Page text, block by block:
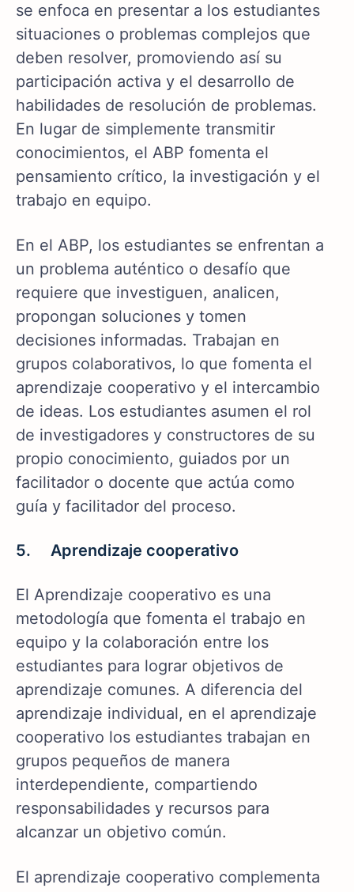
se enfoca en presentar a los estudiantes
situaciones o problemas complejos que
deben resolver, promoviendo así su
participación activa y el desarrollo de
habilidades de resolución de problemas.
En lugar de simplemente transmitir
conocimientos, el ABP fomenta el
pensamiento crítico, la investigación y el
trabajo en equipo.
En el ABP, los estudiantes se enfrentan a
un problema auténtico o desafío que
requiere que investiguen, analicen,
propongan soluciones y tomen
decisiones informadas. Trabajan en
grupos colaborativos, lo que fomenta el
aprendizaje cooperativo y el intercambio
de ideas. Los estudiantes asumen el rol
de investigadores y constructores de su
propio conocimiento, guiados por un
facilitador o docente que actúa como
guía y facilitador del proceso.
5. Aprendizaje cooperativo
El Aprendizaje cooperativo es una
metodología que fomenta el trabajo en
equipo y la colaboración entre los
estudiantes para lograr objetivos de
aprendizaje comunes. A diferencia del
aprendizaje individual, en el aprendizaje
cooperativo los estudiantes trabajan en
grupos pequeños de manera
interdependiente, compartiendo
responsabilidades y recursos para
alcanzar un objetivo común.
El aprendizaje cooperativo complementa